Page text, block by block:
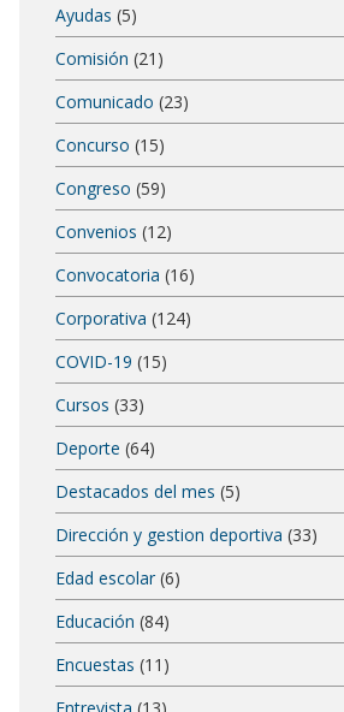
Ayudas (5)
Comisión (21)
Comunicado (23)
Concurso (15)
Congreso (59)
Convenios (12)
Convocatoria (16)
Corporativa (124)
COVID-19 (15)
Cursos (33)
Deporte (64)
Destacados del mes (5)
Dirección y gestion deportiva (33)
Edad escolar (6)
Educación (84)
Encuestas (11)
Entrevista (13)